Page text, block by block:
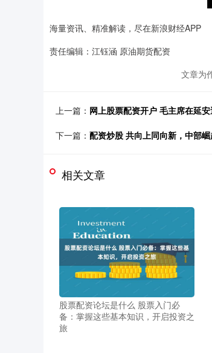
海量资讯、精准解读，尽在新浪财经APP
责任编辑：江钰涵 原油期货配资
文章为
上一篇： 网上股票配资开户 毛主席在延
下一篇： 配资炒股 共向上同向新，中部
相关文章
股票配资论坛是什么 股票入门必
备：掌握这些基本知识，开启投资之
旅